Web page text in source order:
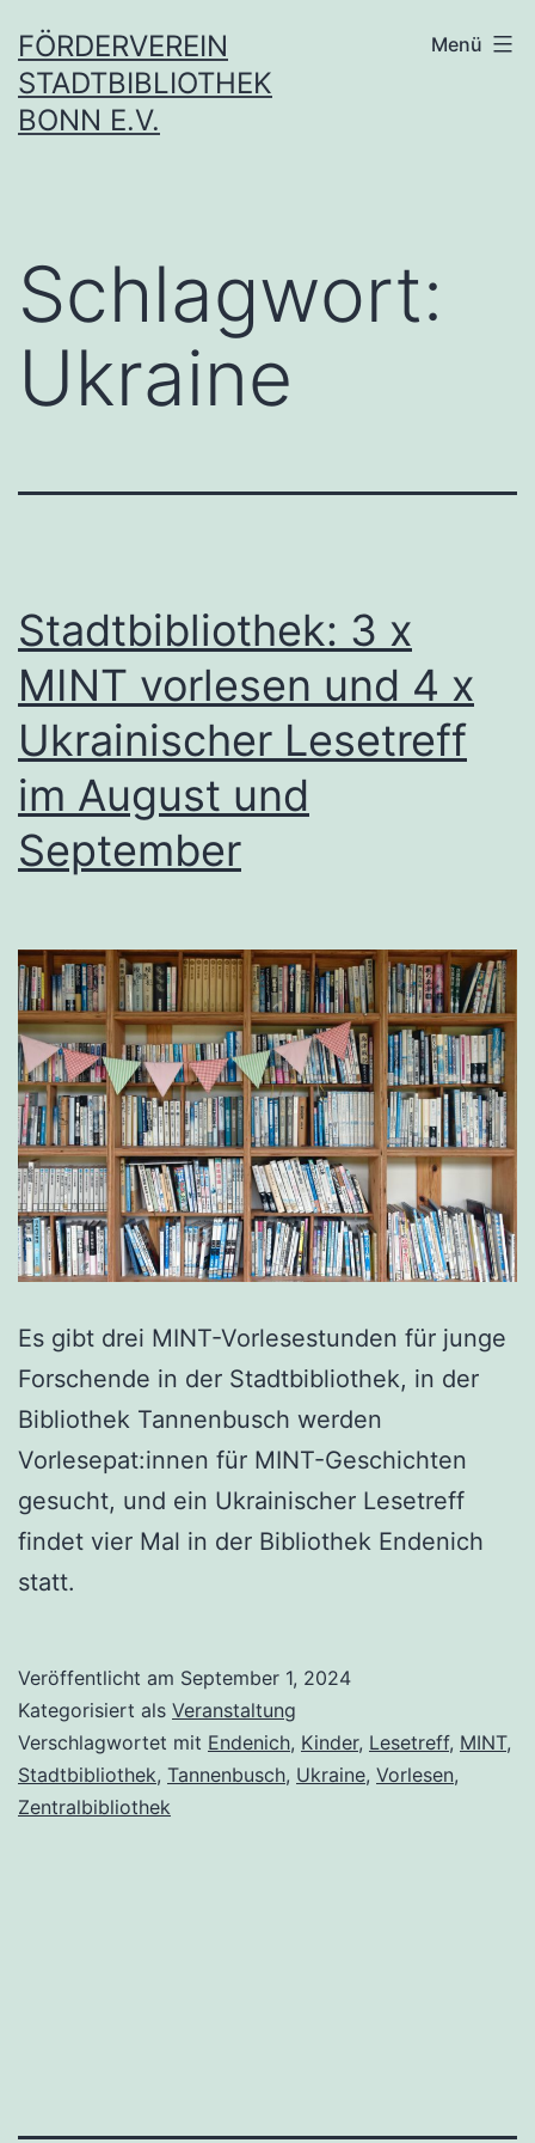
Inhalt
springen
FÖRDERVEREIN
STADTBIBLIOTHEK
BONN E.V.
Menü
Schlagwort:
Ukraine
Stadtbibliothek: 3 x
MINT vorlesen und 4 x
Ukrainischer Lesetreff
im August und
September
Es gibt drei MINT-Vorlesestunden für junge
Forschende in der Stadtbibliothek, in der
Bibliothek Tannenbusch werden
Vorlesepat:innen für MINT-Geschichten
gesucht, und ein Ukrainischer Lesetreff
findet vier Mal in der Bibliothek Endenich
statt.
Veröffentlicht am September 1, 2024
Kategorisiert als Veranstaltung
Verschlagwortet mit Endenich, Kinder, Lesetreff, MINT,
Stadtbibliothek, Tannenbusch, Ukraine, Vorlesen,
Zentralbibliothek